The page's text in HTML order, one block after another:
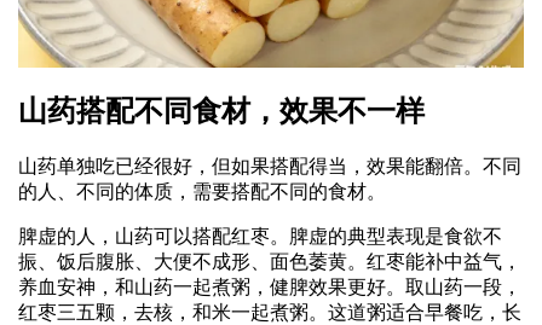
山药搭配不同食材，效果不一样
山药单独吃已经很好，但如果搭配得当，效果能翻倍。不同
的人、不同的体质，需要搭配不同的食材。
脾虚的人，山药可以搭配红枣。脾虚的典型表现是食欲不
振、饭后腹胀、大便不成形、面色萎黄。红枣能补中益气，
养血安神，和山药一起煮粥，健脾效果更好。取山药一段，
红枣三五颗，去核，和米一起煮粥。这道粥适合早餐吃，长